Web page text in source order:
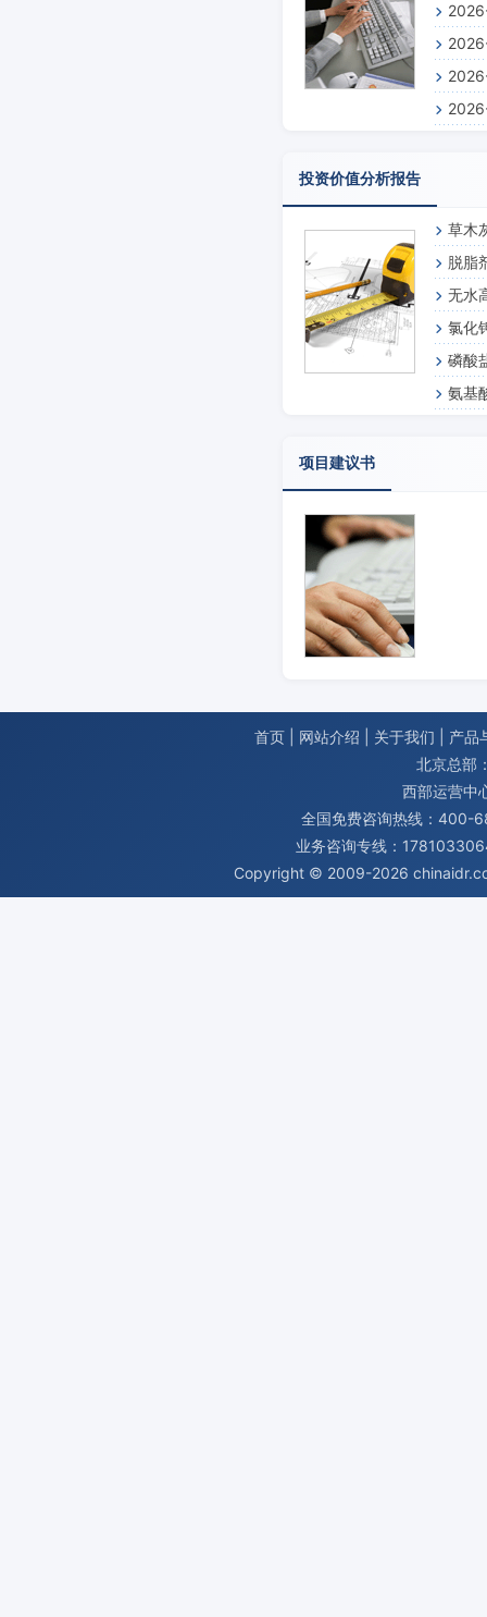
报告
投资价值分析报告
草木
脱脂
无水
氯化
磷酸
氨基
项目建议书
首页 网站介绍 关于我们
产品
北京总部
西部运营中
全国免费咨询热线：400-
业务咨询专线：
Copyright © 2009-2026